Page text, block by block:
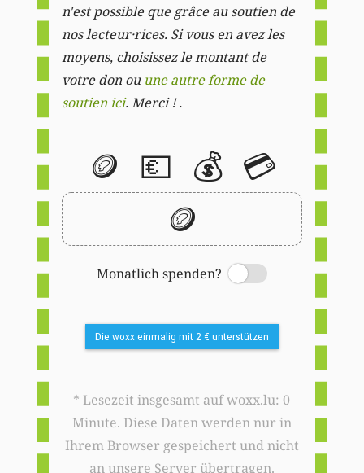
n'est possible que grâce au soutien de
nos lecteur·rices. Si vous en avez les
moyens, choisissez le montant de
votre don ou une autre forme de
soutien ici. Merci ! .
🪙 💶 💰 💳
🪙
Monatlich spenden?
Switch
Die woxx einmalig mit 2 € unterstützen
* Lesezeit insgesamt auf woxx.lu: 0
Minute. Diese Daten werden nur in
Ihrem Browser gespeichert und nicht
an unsere Server übertragen.